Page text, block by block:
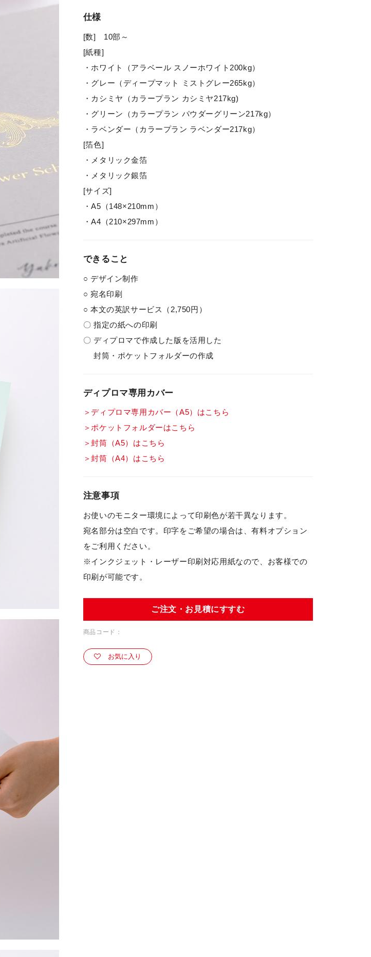
仕様
[数] 10部～
[紙種]
・ホワイト（アラベール スノーホワイト200kg）
・グレー（ディープマット ミストグレー265kg）
・カシミヤ（カラープラン カシミヤ217kg)
・グリーン（カラープラン パウダーグリーン217kg）
・ラベンダー（カラープラン ラベンダー217kg）
[箔色]
・メタリック金箔
・メタリック銀箔
[サイズ]
・A5（148×210mm）
・A4（210×297mm）
できること
○ デザイン制作
○ 宛名印刷
○ 本文の英訳サービス（2,750円）
〇 指定の紙への印刷
〇 ディプロマで作成した版を活用した
封筒・ポケットフォルダーの作成
ディプロマ専用カバー
＞ディプロマ専用カバー（A5）はこちら
＞ポケットフォルダーはこちら
＞封筒（A5）はこちら
＞封筒（A4）はこちら
注意事項
お使いのモニター環境によって印刷色が若干異なります。
宛名部分は空白です。印字をご希望の場合は、有料オプション
をご利用ください。
※インクジェット・レーザー印刷対応用紙なので、お客様での
印刷が可能です。
ご注文・お見積にすすむ
商品コード：
お気に入り